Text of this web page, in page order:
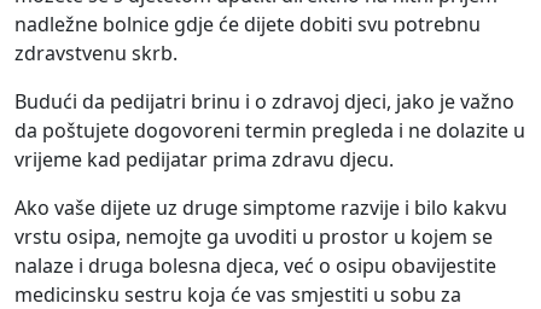
nadležne bolnice gdje će dijete dobiti svu potrebnu
zdravstvenu skrb.
Budući da pedijatri brinu i o zdravoj djeci, jako je važno
da poštujete dogovoreni termin pregleda i ne dolazite u
vrijeme kad pedijatar prima zdravu djecu.
Ako vaše dijete uz druge simptome razvije i bilo kakvu
vrstu osipa, nemojte ga uvoditi u prostor u kojem se
nalaze i druga bolesna djeca, već o osipu obavijestite
medicinsku sestru koja će vas smjestiti u sobu za